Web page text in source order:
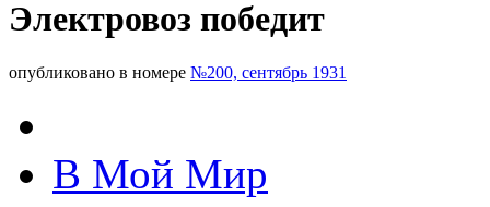
Электровоз победит
опубликовано в номере №200, сентябрь 1931
В Мой Мир